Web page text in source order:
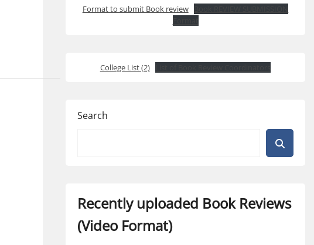
Format to submit Book review
College List (2)
Search
Recently uploaded Book Reviews
(Video Format)